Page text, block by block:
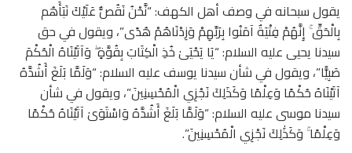
يقول سبحانه في وصف أهل الكهف: “نَّحْنُ نَقُصُّ عَلَيْكَ نَبَأَهُم
بِالْحَقِّ ۚ إِنَّهُمْ فِتْيَةٌ آمَنُوا بِرَبِّهِمْ وَزِدْنَاهُمْ هُدًى”، ويقول في حق
سيدنا يحيى عليه السلام: “يَا يَحْيَىٰ خُذِ الْكِتَابَ بِقُوَّةٍ ۖ وَآتَيْنَاهُ الْحُكْمَ
صَبِيًّا”، ويقول في شأن سيدنا يوسف عليه السلام: “وَلَمَّا بَلَغَ أَشُدَّهُ
آتَيْنَاهُ حُكْمًا وَعِلْمًا وَكَذَلِكَ نَجْزِي الْمُحْسِنِينَ”، ويقول في شأن
سيدنا موسى عليه السلام: “وَلَمَّا بَلَغَ أَشُدَّهُ وَاسْتَوَىٰ آتَيْنَاهُ حُكْمًا
وَعِلْمًا ۚ وَكَذَٰلِكَ نَجْزِي الْمُحْسِنِينَ”.